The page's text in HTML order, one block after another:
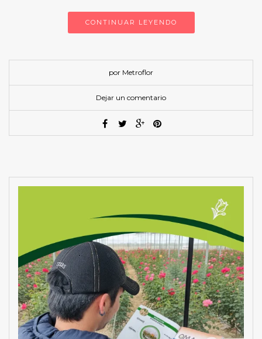
CONTINUAR LEYENDO
por Metroflor
Dejar un comentario